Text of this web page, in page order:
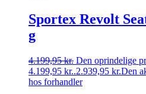
Sportex Revolt
g
4.199,95kr. Den oprindelige
4.199,95 kr..2.939,95 kr.Den
hos forhandler